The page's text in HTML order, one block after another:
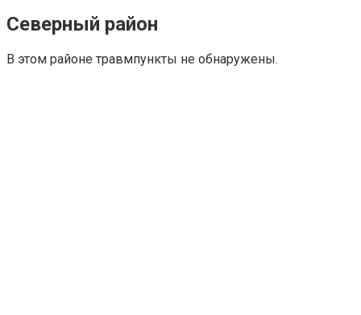
Северный район
В этом районе травмпункты не обнаружены.